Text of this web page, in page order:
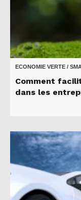
ECONOMIE VERTE /
Comment
dans les